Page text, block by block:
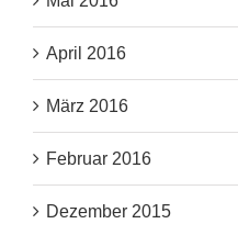
April 2016
März 2016
Februar 2016
Dezember 2015